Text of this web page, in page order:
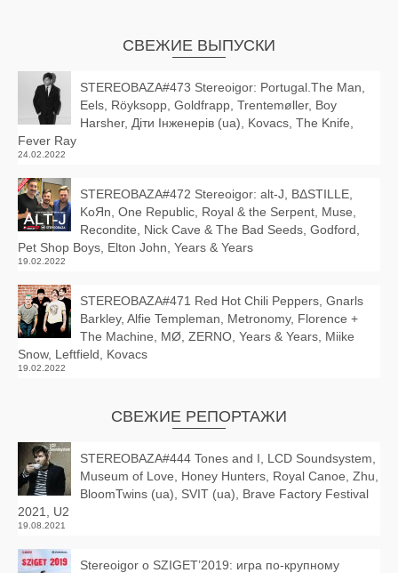
СВЕЖИЕ ВЫПУСКИ
STEREOBAZA#473 Stereoigor: Portugal.The Man,
Eels, Röyksopp, Goldfrapp, Trentemøller, Boy
Harsher, Діти Інженерів (ua), Kovacs, The Knife,
Fever Ray
24.02.2022
STEREOBAZA#472 Stereoigor: alt‑J, BΔSTILLE,
KoЯn, One Republic, Royal & the Serpent, Muse,
Recondite, Nick Cave & The Bad Seeds, Godford,
Pet Shop Boys, Elton John, Years & Years
19.02.2022
STEREOBAZA#471 Red Hot Chili Peppers, Gnarls
Barkley, Alfie Templeman, Metronomy, Florence +
The Machine, MØ, ZERNO, Years & Years, Miike
Snow, Leftfield, Kovacs
19.02.2022
СВЕЖИЕ РЕПОРТАЖИ
STEREOBAZA#444 Tones and I, LCD Soundsystem,
Museum of Love, Honey Hunters, Royal Canoe, Zhu,
BloomTwins (ua), SVIT (ua), Brave Factory Festival
2021, U2
19.08.2021
Stereoigor о SZIGET’2019: игра по-крупному